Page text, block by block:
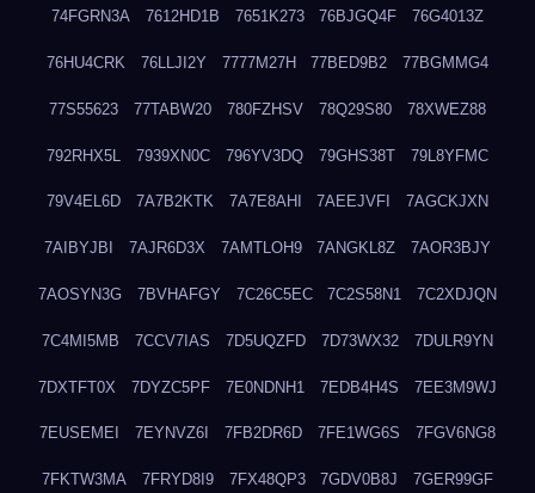
74FGRN3A 7612HD1B 7651K273 76BJGQ4F 76G4013Z
76HU4CRK 76LLJI2Y 7777M27H 77BED9B2 77BGMMG4
77S55623 77TABW20 780FZHSV 78Q29S80 78XWEZ88
792RHX5L 7939XN0C 796YV3DQ 79GHS38T 79L8YFMC
79V4EL6D 7A7B2KTK 7A7E8AHI 7AEEJVFI 7AGCKJXN
7AIBYJBI 7AJR6D3X 7AMTLOH9 7ANGKL8Z 7AOR3BJY
7AOSYN3G 7BVHAFGY 7C26C5EC 7C2S58N1 7C2XDJQN
7C4MI5MB 7CCV7IAS 7D5UQZFD 7D73WX32 7DULR9YN
7DXTFT0X 7DYZC5PF 7E0NDNH1 7EDB4H4S 7EE3M9WJ
7EUSEMEI 7EYNVZ6I 7FB2DR6D 7FE1WG6S 7FGV6NG8
7FKTW3MA 7FRYD8I9 7FX48QP3 7GDV0B8J 7GER99GF